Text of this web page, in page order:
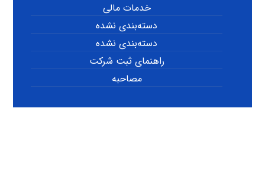
خدمات مالی
دسته‌بندی نشده
دسته‌بندی نشده
راهنمای ثبت شرکت
مصاحبه